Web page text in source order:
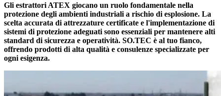
Gli estrattori ATEX giocano un ruolo fondamentale nella
protezione degli ambienti industriali a rischio di esplosione. La
scelta accurata di attrezzature certificate e l'implementazione di
sistemi di protezione adeguati sono essenziali per mantenere alti
standard di sicurezza e operatività. SO.TEC è al tuo fianco,
offrendo prodotti di alta qualità e consulenze specializzate per
ogni esigenza.